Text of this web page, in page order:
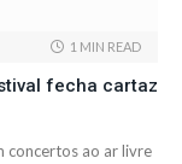
1 MIN READ
fecha cartaz
concertos ao ar livre